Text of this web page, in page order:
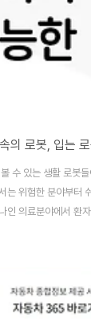
및 ..
수 있는 생활 로봇
는 위험한 분야부터
인 의료분야에서 환
요. 웨어러블 로봇이
하거나 보조하기 위
사용되며, 제조업에
웨어러블 로봇은